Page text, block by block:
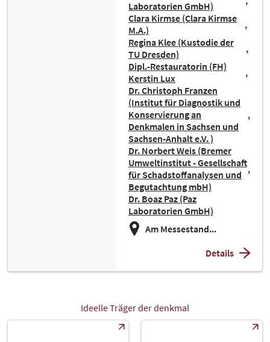
Laboratorien GmbH)
Clara Kirmse (Clara Kirmse
M.A.)
Regina Klee (Kustodie der
TU Dresden)
Dipl.-Restauratorin (FH)
Kerstin Lux
Dr. Christoph Franzen
(Institut für Diagnostik und
Konservierung an
Denkmalen in Sachsen und
Sachsen-Anhalt e.V. )
Dr. Norbert Weis (Bremer
Umweltinstitut - Gesellschaft
für Schadstoffanalysen und
Begutachtung mbH)
Dr. Boaz Paz (Paz
Laboratorien GmbH)
Am Messestand...
Details
Ideelle Träger der denkmal